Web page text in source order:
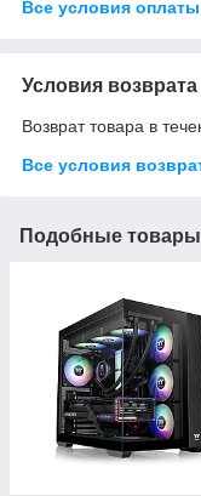
Все условия оплаты
Условия возврата
Возврат товара в
Все условия
Подобные